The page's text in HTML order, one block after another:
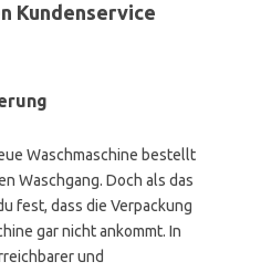
Kundenservice
Waschmaschine bestellt
Waschgang. Doch als das
fest, dass die Verpackung
gar nicht ankommt. In
und